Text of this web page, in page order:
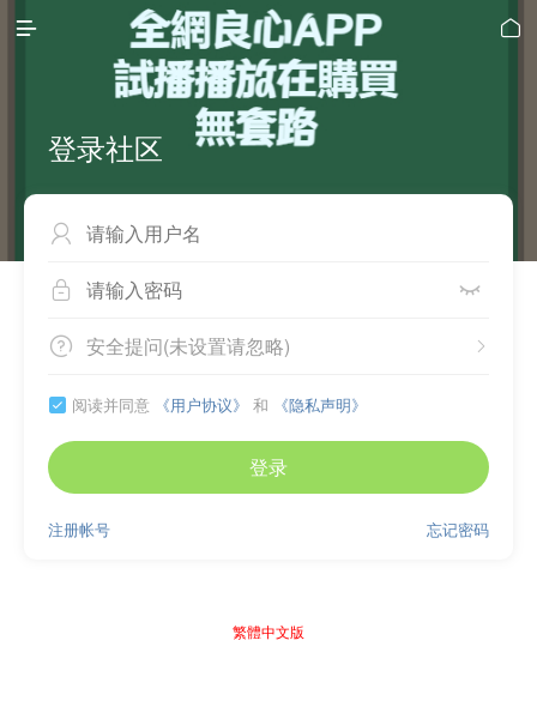
 
登录社区

 
 
安全提问(未设置请忽略)
 阅读并同意 《用户协议》 和 《隐私声明》
登录
忘记密码
注册帐号
繁體中文版